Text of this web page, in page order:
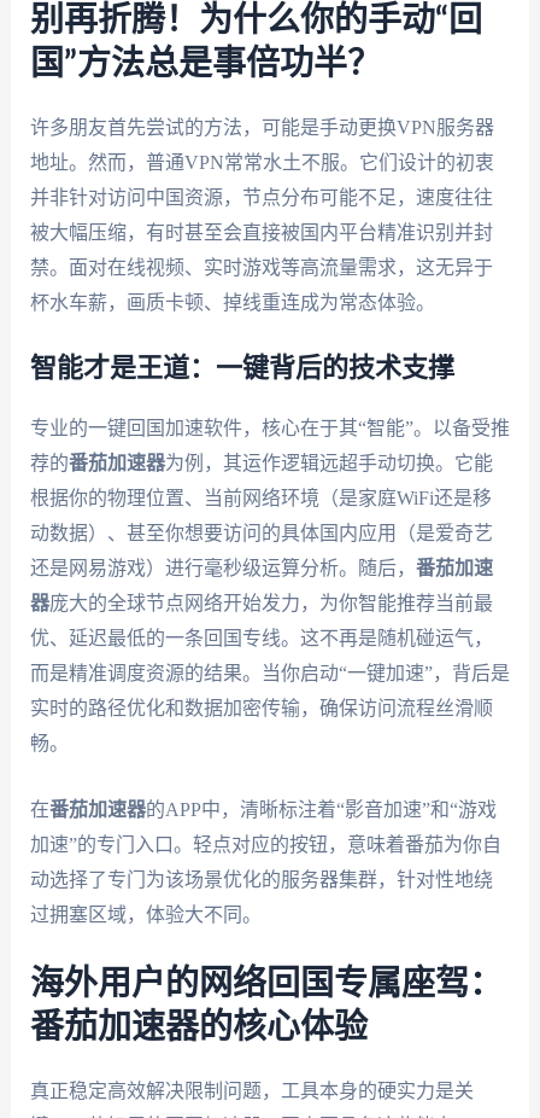
别再折腾！为什么你的手动“回
国”方法总是事倍功半？
许多朋友首先尝试的方法，可能是手动更换VPN服务器
地址。然而，普通VPN常常水土不服。它们设计的初衷
并非针对访问中国资源，节点分布可能不足，速度往往
被大幅压缩，有时甚至会直接被国内平台精准识别并封
禁。面对在线视频、实时游戏等高流量需求，这无异于
杯水车薪，画质卡顿、掉线重连成为常态体验。
智能才是王道：一键背后的技术支撑
专业的一键回国加速软件，核心在于其“智能”。以备受推
荐的番茄加速器为例，其运作逻辑远超手动切换。它能
根据你的物理位置、当前网络环境（是家庭WiFi还是移
动数据）、甚至你想要访问的具体国内应用（是爱奇艺
还是网易游戏）进行毫秒级运算分析。随后， 番茄加速
器庞大的全球节点网络开始发力，为你智能推荐当前最
优、延迟最低的一条回国专线。这不再是随机碰运气，
而是精准调度资源的结果。当你启动“一键加速”，背后是
实时的路径优化和数据加密传输，确保访问流程丝滑顺
畅。
在番茄加速器的APP中，清晰标注着“影音加速”和“游戏
加速”的专门入口。轻点对应的按钮，意味着番茄为你自
动选择了专门为该场景优化的服务器集群，针对性地绕
过拥塞区域，体验大不同。
海外用户的网络回国专属座驾：
番茄加速器的核心体验
真正稳定高效解决限制问题，工具本身的硬实力是关